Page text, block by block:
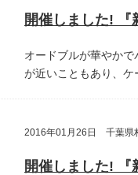
オードブルが華やかで
が近いこともあり、
2016年01月26日 千葉